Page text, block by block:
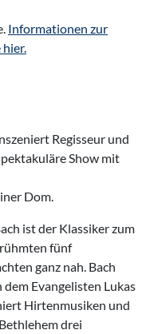
Informationen zur
Regisseur und
Show mit
Dom.
ist der Klassiker zum
fünf
ganz nah. Bach
Evangelisten Lukas
Hirtenmusiken und
drei